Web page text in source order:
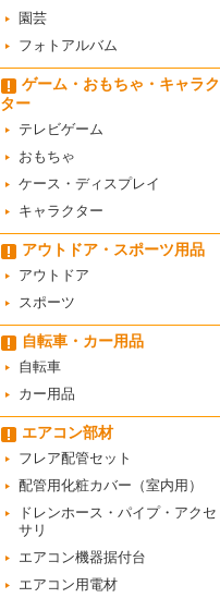
園芸
フォトアルバム
ゲーム・おもちゃ・キャラク
ター
テレビゲーム
おもちゃ
ケース・ディスプレイ
キャラクター
アウトドア・スポーツ用品
アウトドア
スポーツ
自転車・カー用品
自転車
カー用品
エアコン部材
フレア配管セット
配管用化粧カバー（室内用）
ドレンホース・パイプ・アクセ
サリ
エアコン機器据付台
エアコン用電材